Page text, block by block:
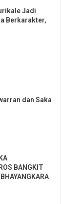
Jadi
Berkarakter,
dan Saka
BANGKIT